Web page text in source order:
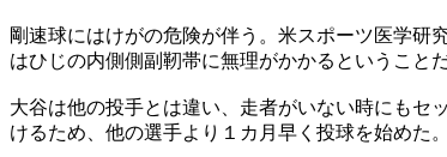
剛速球にはけがの危険が伴う。米スポーツ医学研
はひじの内側側副靭帯に無理がかかるということだ
大谷は他の投手とは違い、走者がいない時にもセ
けるため、他の選手より１カ月早く投球を始めた。